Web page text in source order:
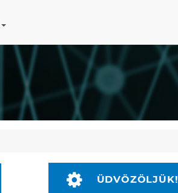
ÜDVÖZÖLJÜK!